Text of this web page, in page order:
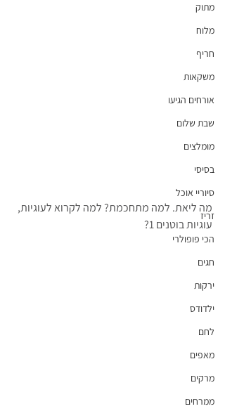
מתוק
מלוח
חריף
משקאות
אורחים הגיעו
שבת שלום
מומלצים
בסיסי
סיוריי אוכל
זריז
הכי פופולרי
חגים
ירקות
ילדודס
לחם
מאפים
מרקים
ממרחים
מה ליאת. למה מתחכמת? למה לקרוא לעוגיות,
עוגיות בוטנים 1?